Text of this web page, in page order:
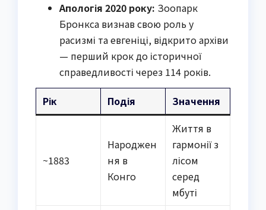
Апологія 2020 року: Зоопарк
Бронкса визнав свою роль у
расизмі та евгеніці, відкрито архіви
— перший крок до історичної
справедливості через 114 років.
Рік Подія Значення
~1883
Народжен
ня в
Конго
Життя в
гармонії з
лісом
серед
мбуті